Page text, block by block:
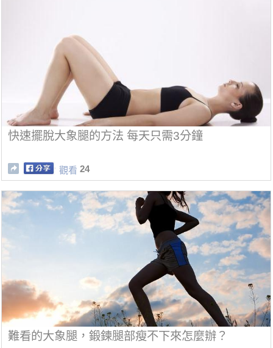
快速擺脫大象腿的方法 每天只需3分鐘
觀看 24
難看的大象腿，鍛鍊腿部瘦不下來怎麼辦？